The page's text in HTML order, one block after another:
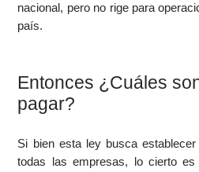
nacional, pero no rige para
país.
Entonces ¿Cuáles
pagar?
Si bien esta ley busca
todas las empresas, lo cierto